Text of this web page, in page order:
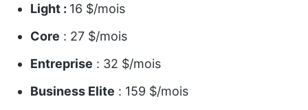
Light : 16 $/mois
Core : 27 $/mois
Entreprise : 32 $/mois
Business Elite : 159 $/mois